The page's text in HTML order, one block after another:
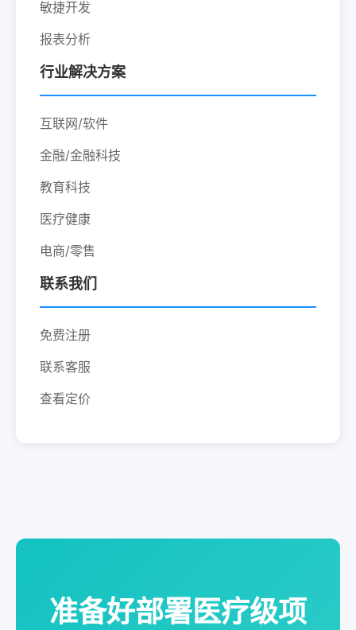
敏捷开发
报表分析
行业解决方案
互联网/软件
金融/金融科技
教育科技
医疗健康
电商/零售
联系我们
免费注册
联系客服
查看定价
准备好部署医疗级项